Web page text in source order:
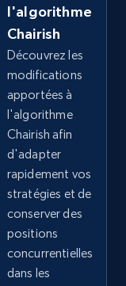
rating,
and
rating,
and
l'algorithme
Chairish
Découvrez les
modifications
apportées à
l'algorithme
Chairish afin
d'adapter
rapidement vos
stratégies et de
conserver des
positions
concurrentielles
dans les